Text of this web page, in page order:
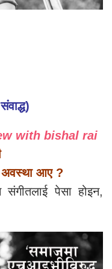
with bishal rai
अवस्था आए ?
पेसा होइन,